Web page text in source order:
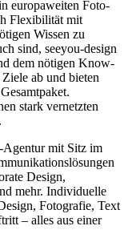
europaweiten Foto-
Flexibilität mit
Wissen zu
sind, seeyou-design
dem nötigen Know-
ab und bieten
stark vernetzten
Agentur mit Sitz im
Design,
mehr. Individuelle
Fotografie, Text
– alles aus einer